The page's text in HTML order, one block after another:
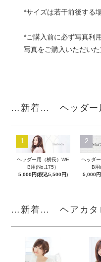
*サイズは若干前後する
*ご購入前に必ず写真利
写真をご購入いただい
…新着… ヘッダー
1
ヘッダー用（横長）WE
B用(No.175）
5,000円(税込5,500円)
2
ヘッダ
B用
5,000
…新着… ヘアカタ